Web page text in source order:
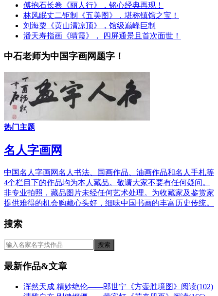
傅抱石长卷《丽人行》，铭心经典再现！
林风眠丈二钜制《五美图》，堪称镇馆之宝！
刘海粟《黄山清凉顶》，馆级巅峰巨制
潘天寿指画《晴霞》， 四屏通景且首次面世！
中石老师为中国字画网题字！
热门主题
名人字画网
中国名人字画网名人书法、国画作品、油画作品和名人手札等
4个栏目下的作品均为本人藏品。敬请大家不要有任何疑问。
非专业拍照，藏品图片未经任何艺术处理。为收藏家及鉴赏家
提供难得的机会购藏心头好，细味中国书画的丰富历史传统。
搜索
最新作品&文章
浑然天成 精妙绝伦——郎世宁《方壶胜境图》 阅读(102)